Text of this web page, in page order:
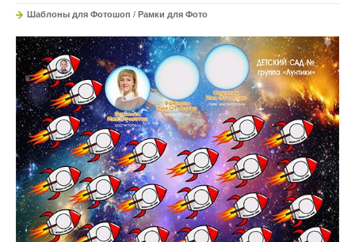
Шаблоны для Фотошоп / Рамки для Фото